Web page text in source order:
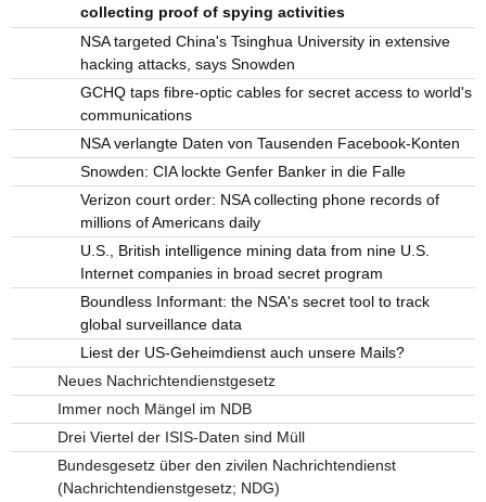
collecting proof of spying activities
NSA targeted China's Tsinghua University in extensive
hacking attacks, says Snowden
GCHQ taps fibre-optic cables for secret access to world's
communications
NSA verlangte Daten von Tausenden Facebook-Konten
Snowden: CIA lockte Genfer Banker in die Falle
Verizon court order: NSA collecting phone records of
millions of Americans daily
U.S., British intelligence mining data from nine U.S.
Internet companies in broad secret program
Boundless Informant: the NSA's secret tool to track
global surveillance data
Liest der US-Geheimdienst auch unsere Mails?
Neues Nachrichtendienstgesetz
Immer noch Mängel im NDB
Drei Viertel der ISIS-Daten sind Müll
Bundesgesetz über den zivilen Nachrichtendienst
(Nachrichtendienstgesetz; NDG)